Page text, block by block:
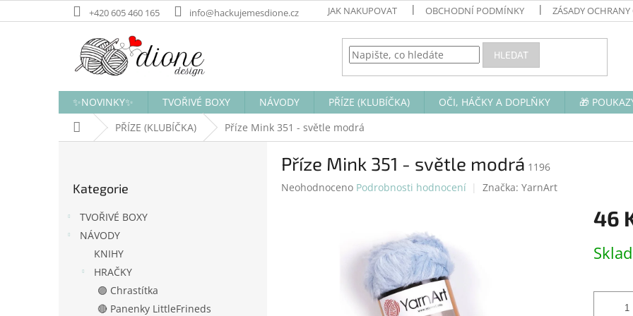
na
+420 605 460 165 info@hackujemesdione.cz JAK NAKUPOVAT OBCHODNÍ PODMÍNKY ZÁSADY OCHRANY
HLEDAT
✨NOVINKY✨ TVOŘIVÉ BOXY NÁVODY PŘÍZE (KLUBÍČKA) OČI, HÁČKY A DOPLŇKY 🎁
Domů PŘÍZE (KLUBÍČKA) Příze Mink 351 - světle modrá
kategorie
Kategorie
TVOŘIVÉ BOXY
NÁVODY
KNIHY
HRAČKY
🟣 Chrastítka
🔴 Panenky LittleFrineds
Příze Mink 351 - světle modrá 1196
Průměrné
Neohodnoceno Podrobnosti hodnocení Značka: YarnArt
46
cena: